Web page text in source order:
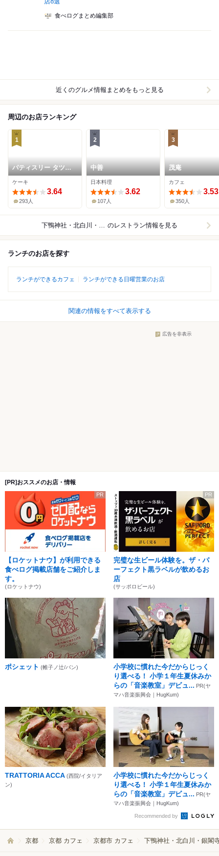
食べログまとめ編集部
近くのグルメ情報まとめをもっと見る
周辺のお店ランキング
1
パティスリー タツヒ
ト サトイ
ケーキ
3.64
293人
2
中善
日本料理
3.62
107人
3
茂庵
カフェ
3.53
350人
下鴨神社・北白川・銀閣寺 のレストラン情報を見る
ランチのお店を探す
ランチができるカフェ ランチができる日曜営業のお店
関連の情報をすべて表示する
広告を非表示
[PR]おススメのお店・情報
PR
【ロケットナウ】が利用できる
食べログ掲載店舗をご紹介しま
す。
(ロケットナウ)
PR
完璧な生ビール体験を。ザ・パ
ーフェクト黒ラベルが飲めるお
店
(サッポロビール)
ポシェット (帷子ノ辻/パン)
小学校に慣れた今だからじっく
り選べる！ 小学１年生夏休みか
らの「音楽教室」デビュ... PR(ヤ
マハ音楽振興会｜HugKum)
TRATTORIA ACCA (西院/イタリア
ン)
小学校に慣れた今だからじっく
り選べる！ 小学１年生夏休みか
らの「音楽教室」デビュ... PR(ヤ
マハ音楽振興会｜HugKum)
Recommended by
京都 京都 カフェ 京都市 カフェ 下鴨神社・北白川・銀閣